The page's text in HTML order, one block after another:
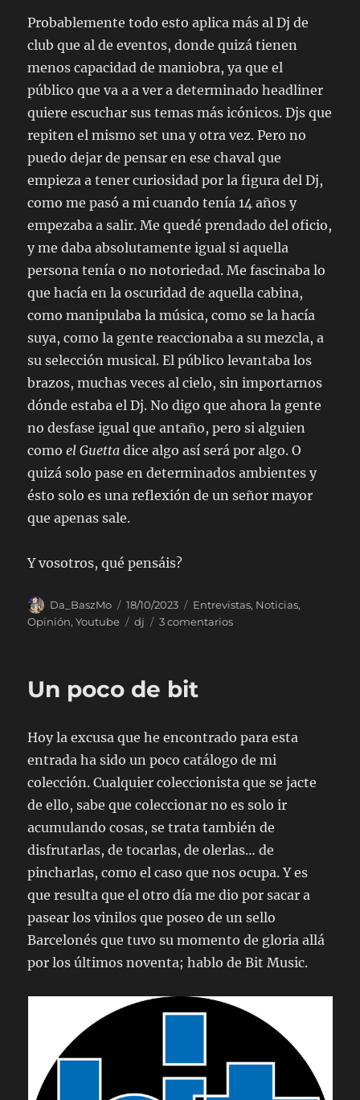
Probablemente todo esto aplica más al Dj de
club que al de eventos, donde quizá tienen
menos capacidad de maniobra, ya que el
público que va a a ver a determinado headliner
quiere escuchar sus temas más icónicos. Djs que
repiten el mismo set una y otra vez. Pero no
puedo dejar de pensar en ese chaval que
empieza a tener curiosidad por la figura del Dj,
como me pasó a mi cuando tenía 14 años y
empezaba a salir. Me quedé prendado del oficio,
y me daba absolutamente igual si aquella
persona tenía o no notoriedad. Me fascinaba lo
que hacía en la oscuridad de aquella cabina,
como manipulaba la música, como se la hacía
suya, como la gente reaccionaba a su mezcla, a
su selección musical. El público levantaba los
brazos, muchas veces al cielo, sin importarnos
dónde estaba el Dj. No digo que ahora la gente
no desfase igual que antaño, pero si alguien
comoel Guetta dice algo así será por algo. O
quizá solo pase en determinados ambientes y
ésto solo es una reflexión de un señor mayor
que apenas sale.
Y vosotros, qué pensáis?
Autor
Da_BaszMo
Publicado
el
18/10/2023 Categorías
Entrevistas, Noticias,
Opinión,Youtube Etiquetas
dj 3 comentariosen
Un poco de bit
Hoy la excusa que he encontrado para esta
entrada ha sido un poco catálogo de mi
colección. Cualquier coleccionista que se jacte
de ello, sabe que coleccionar no es solo ir
acumulando cosas, se trata también de
disfrutarlas, de tocarlas, de olerlas… de
pincharlas, como el caso que nos ocupa. Y es
que resulta que el otro día me dio por sacar a
pasear los vinilos que poseo de un sello
Barcelonés que tuvo su momento de gloria allá
por los últimos noventa; hablo de Bit Music.